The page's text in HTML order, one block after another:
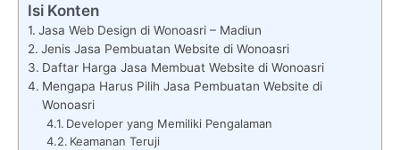
Isi Konten
Jasa Web Design di Wonoasri – Madiun
Jenis Jasa Pembuatan Website di Wonoasri
Daftar Harga Jasa Membuat Website di Wonoasri
Mengapa Harus Pilih Jasa Pembuatan Website di
Wonoasri
Developer yang Memiliki Pengalaman
Keamanan Teruji